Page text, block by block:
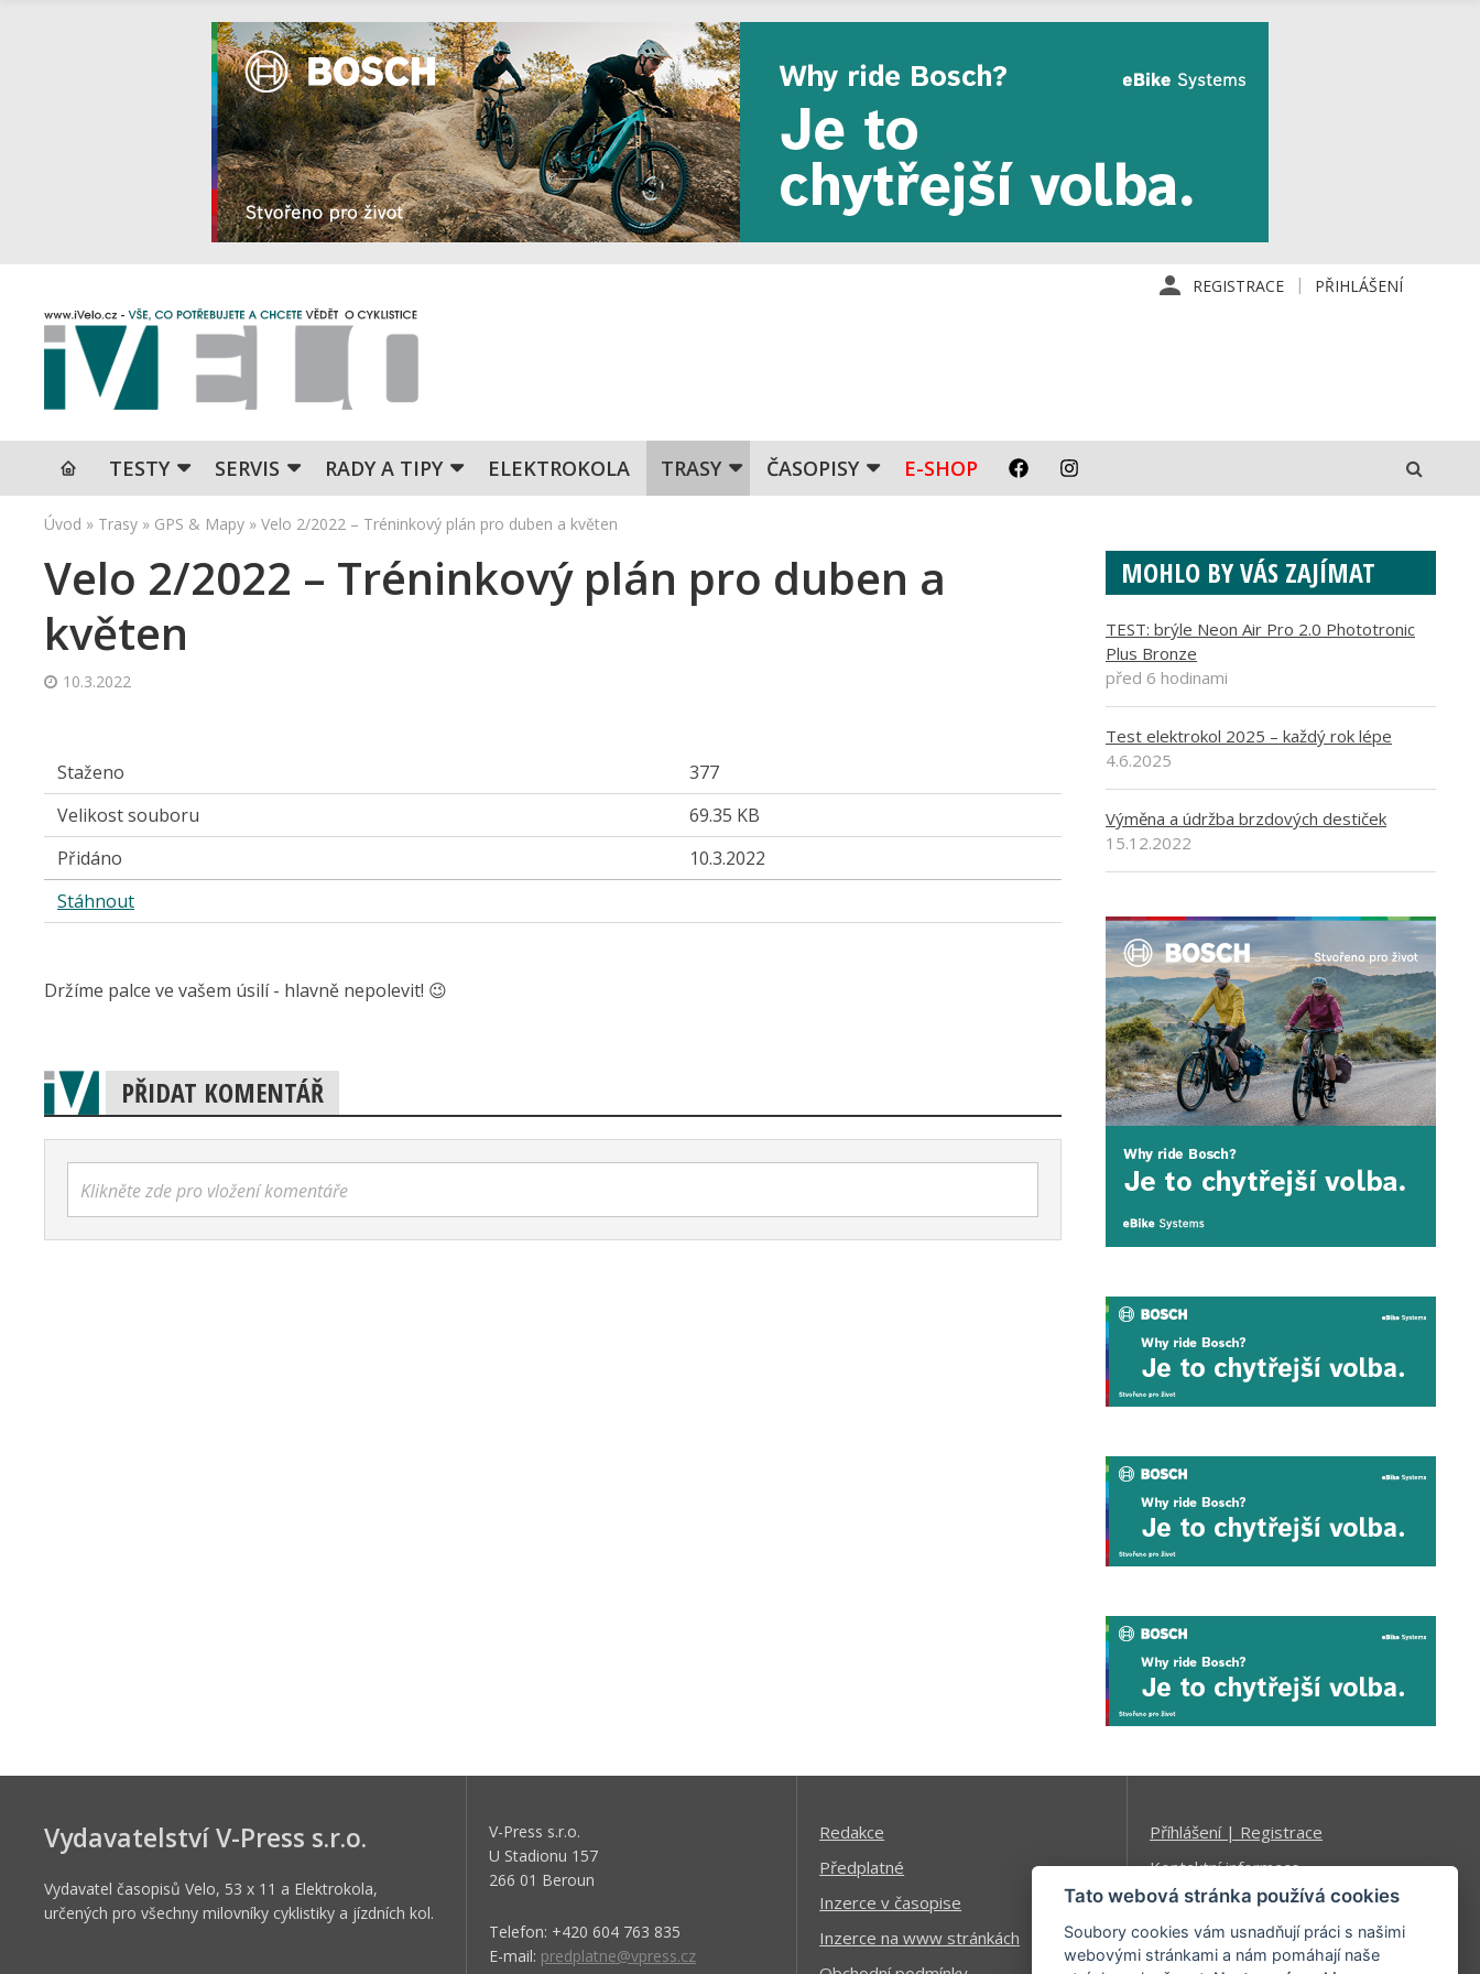
REGISTRACE PŘIHLÁŠENÍ
TESTY SERVIS RADY A TIPY ELEKTROKOLA TRASY ČASOPISY E-SHOP
Úvod » Trasy » GPS & Mapy » Velo 2/2022 – Tréninkový plán pro duben a květen
Velo 2/2022 – Tréninkový plán pro duben a
květen
10.3.2022
Staženo
377
Velikost souboru
69.35 KB
Přidáno
10.3.2022
Stáhnout
Držíme palce ve vašem úsilí - hlavně nepolevit! 😉
PŘIDAT KOMENTÁŘ
Klikněte zde pro vložení komentáře
MOHLO BY VÁS ZAJÍMAT
TEST: brýle Neon Air Pro 2.0 Phototronic
Plus Bronze
před 6 hodinami
Test elektrokol 2025 – každý rok lépe
4.6.2025
Výměna a údržba brzdových destiček
15.12.2022
Vydavatelství V-Press s.r.o.
Vydavatel časopisů Velo, 53 x 11 a Elektrokola,
určených pro všechny milovníky cyklistiky a jízdních kol.
V-Press s.r.o.
U Stadionu 157
266 01 Beroun
Telefon: +420 604 763 835
E-mail: predplatne@vpress.cz
Redakce
Předplatné
Inzerce v časopise
Inzerce na www stránkách
Příhlášení | Registrace
Kontaktní informace
Mapa stránek
Tato webová stránka používá cookies
Soubory cookies vám usnadňují práci s našimi
webovými stránkami a nám pomáhají naše